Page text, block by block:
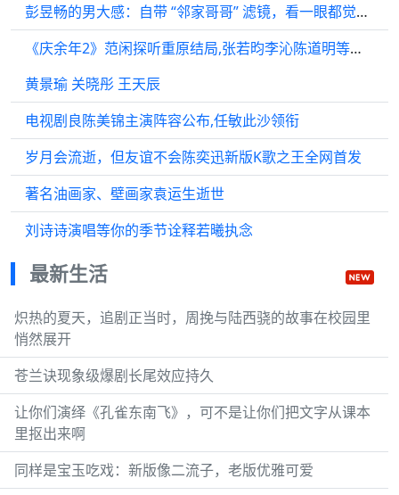
彭昱畅的男大感：自带 “邻家哥哥” 滤镜，看一眼都觉得心情变好
《庆余年2》范闲探听重原结局,张若昀李沁陈道明等主演
黄景瑜 关晓彤 王天辰
电视剧良陈美锦主演阵容公布,任敏此沙领衔
岁月会流逝，但友谊不会陈奕迅新版K歌之王全网首发
著名油画家、壁画家袁运生逝世
刘诗诗演唱等你的季节诠释若曦执念
最新生活
炽热的夏天，追剧正当时，周挽与陆西骁的故事在校园里
悄然展开
苍兰诀现象级爆剧长尾效应持久
让你们演绎《孔雀东南飞》，可不是让你们把文字从课本
里抠出来啊
同样是宝玉吃戏：新版像二流子，老版优雅可爱